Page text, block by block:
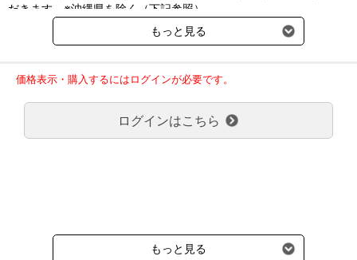
だきます。※沖縄県を除く（下記参照）
※2017年11月14日（火）より沖縄県へのお届けにつきましては、1
回のご注文金額（税込）が、30,000円以上で配送無料となります。
ご了承のほどよろしくお願い致します。
弊社都合でお届けが２回以上に分かれる場合の送料負担は、１回分
のみで新たな送料は発生しません。
大型商品送料が必要な商品をご注文の場合は、大型商品送料のみご
負担頂きます。
受けます。
もっと見る
価格表示・購入するにはログインが必要です。
ログインはこちら
もっと見る